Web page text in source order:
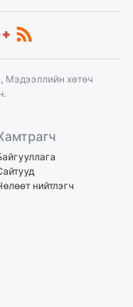
Мэдээллийн хөтөч
нийтлэгч